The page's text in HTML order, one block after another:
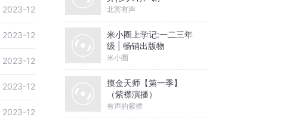
2023-12
2023-12
2023-12
2023-12
2023-12
北冥有声
米小圈上学记:一二三年
级 | 畅销出版物
米小圈
摸金天师【第一季】
（紫襟演播）
有声的紫襟